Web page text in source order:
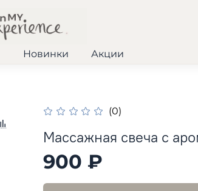
Новинки Акции
(0)
Массажная свеча с
900 ₽